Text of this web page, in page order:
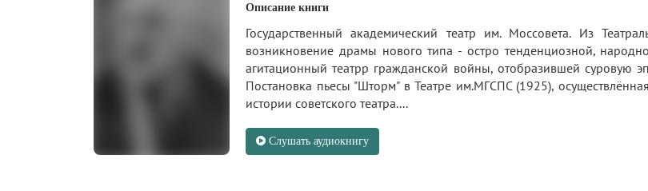
Описание книги
Государственный академический театр им. Моссовета. Из
возникновение драмы нового типа - остро тенденциозной,
агитационный театрр гражданской войны, отобразившей суровую
Постановка пьесы "Шторм" в Театре им.МГСПС (1925),
истории советского театра....
Слушать аудиокнигу